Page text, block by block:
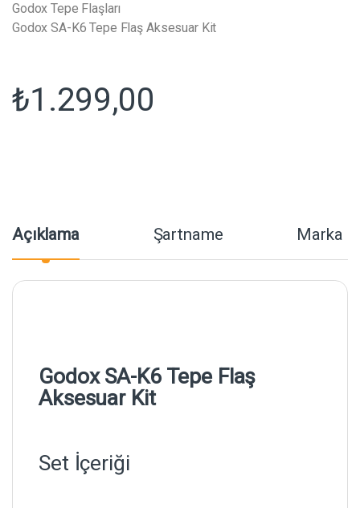
Godox Tepe Flaşları
Godox SA-K6 Tepe Flaş Aksesuar Kit
₺1.299,00
Açıklama Şartname Marka
Godox SA-K6 Tepe Flaş
Aksesuar Kit
Set İçeriği